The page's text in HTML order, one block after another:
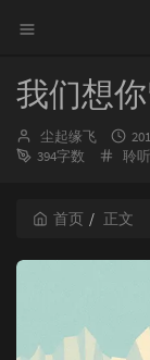
我们想
博
主：
尘起缘飞
发
布
394字数
分
聆
首页 正文